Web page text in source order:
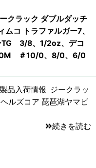
ラック ダブルダッチ
コ トラファルガー7、
TG 3/8、1/2oz、デコ
＃10/0、8/0、6/0
入荷情報 ジークラッ
ルズコア 琵琶湖ヤマピ
続きを読む